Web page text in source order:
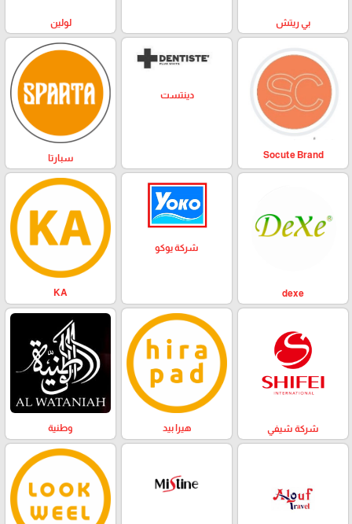
بي ريتش لولين
Socute Brand
دينتست
سبارتا
dexe
شركة يوكو
KA
شركة شيفي هيرا بيد وطنية